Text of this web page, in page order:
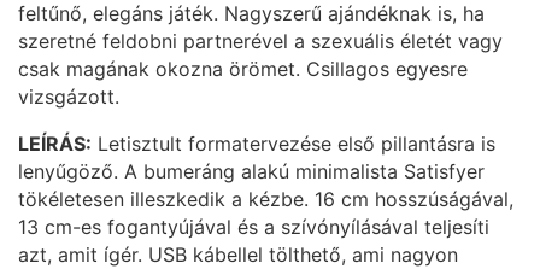
feltűnő, elegáns játék. Nagyszerű ajándéknak is, ha
szeretné feldobni partnerével a szexuális életét vagy
csak magának okozna örömet. Csillagos egyesre
vizsgázott.
LEÍRÁS: Letisztult formatervezése első pillantásra is
lenyűgöző. A bumeráng alakú minimalista Satisfyer
tökéletesen illeszkedik a kézbe. 16 cm hosszúságával,
13 cm-es fogantyújával és a szívónyílásával teljesíti
azt, amit ígér. USB kábellel tölthető, ami nagyon